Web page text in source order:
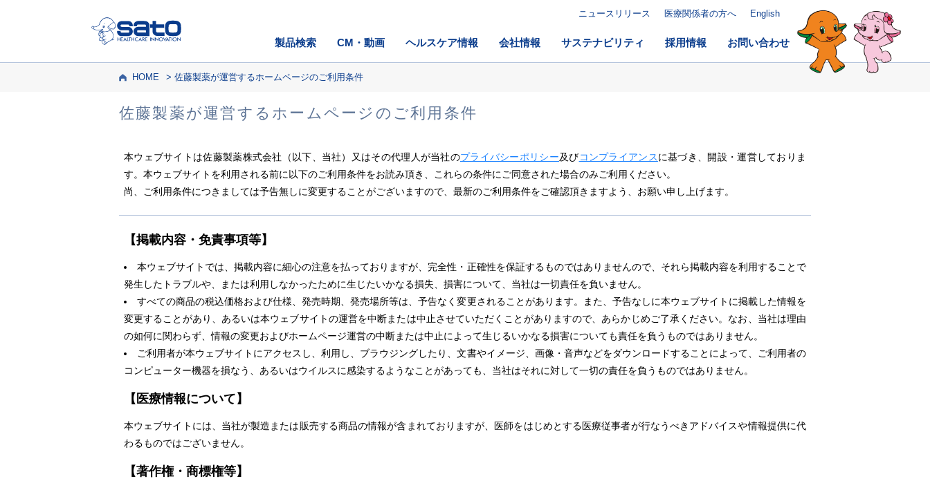
製品検索 CM・動画 ヘルスケア情報 会社情報 サステナビリティ 採用情報 お問い合わせ
ニュースリリース 医療関係者の方へ English
HOME 佐藤製薬が運営するホームページのご利用条件
佐藤製薬が運営する ホームページのご利用条件
本ウェブサイトは佐藤製薬株式会社（以下、当社）又はその代理人が当社のプライバシーポリシー及びコンプライアンスに基づき、開設・運営しておりま
す。本ウェブサイトを利用される前に以下のご利用条件をお読み頂き、これらの条件にご同意された場合のみご利用ください。
尚、ご利用条件につきましては予告無しに変更することがございますので、最新のご利用条件をご確認頂きますよう、お願い申し上げます。
【掲載内容・免責事項等】
本ウェブサイトでは、掲載内容に細心の注意を払っておりますが、完全性・正確性を保証するものではありませんので、それら掲載内容を利用することで
発生したトラブルや、または利用しなかったために生じたいかなる損失、損害について、当社は一切責任を負いません。
すべての商品の税込価格および仕様、発売時期、発売場所等は、予告なく変更されることがあります。また、予告なしに本ウェブサイトに掲載した情報を
変更することがあり、あるいは本ウェブサイトの運営を中断または中止させていただくことがありますので、あらかじめご了承ください。なお、当社は理由
の如何に関わらず、情報の変更およびホームページ運営の中断または中止によって生じるいかなる損害についても責任を負うものではありません。
ご利用者が本ウェブサイトにアクセスし、利用し、ブラウジングしたり、文書やイメージ、画像・音声などをダウンロードすることによって、ご利用者の
コンピューター機器を損なう、あるいはウイルスに感染するようなことがあっても、当社はそれに対して一切の責任を負うものではありません。
【医療情報について】
本ウェブサイトには、当社が製造または販売する商品の情報が含まれておりますが、医師をはじめとする医療従事者が行なうべきアドバイスや情報提供に代
わるものではございません。
【著作権・商標権等】